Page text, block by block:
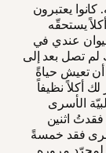
يعتبرون
يستحقّه
عندي في
لم تصل بعد إلى
تعيش حياةً
أكلاً نظيفاً
الأسرى
فقدتُ اثنين
فقد خمسةً